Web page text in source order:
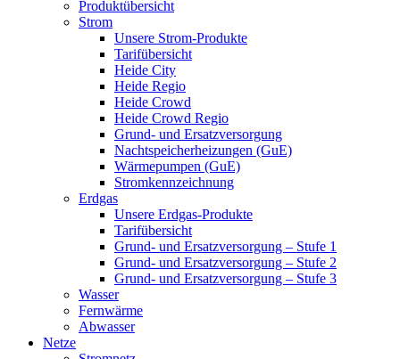
Produktübersicht
Strom
Unsere Strom-Produkte
Tarifübersicht
Heide City
Heide Regio
Heide Crowd
Heide Crowd Regio
Grund- und Ersatzversorgung
Nachtspeicherheizungen (GuE)
Wärmepumpen (GuE)
Stromkennzeichnung
Erdgas
Unsere Erdgas-Produkte
Tarifübersicht
Grund- und Ersatzversorgung – Stufe 1
Grund- und Ersatzversorgung – Stufe 2
Grund- und Ersatzversorgung – Stufe 3
Wasser
Fernwärme
Abwasser
Netze